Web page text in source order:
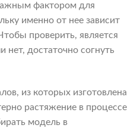
фактором для
именно от нее зависит
проверить, является
нет, достаточно согнуть
из которых изготовлена
растяжение в процессе
модель в